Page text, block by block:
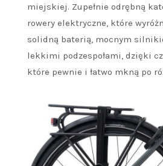
miejskiej. Zupełnie odrębną
rowery elektryczne, które
solidną baterią, mocnym
lekkimi podzespołami, dzięki
które pewnie i łatwo mkną po